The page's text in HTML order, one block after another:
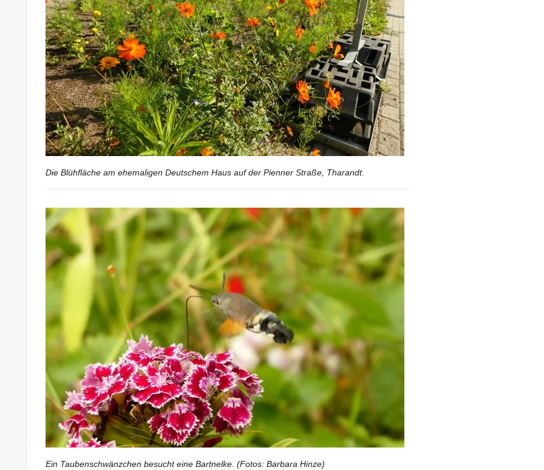
Die Blühfläche am ehemaligen Deutschem Haus auf der Pienner Straße, Tharandt.
Ein Taubenschwänzchen besucht eine Bartnelke. (Fotos: Barbara Hinze)